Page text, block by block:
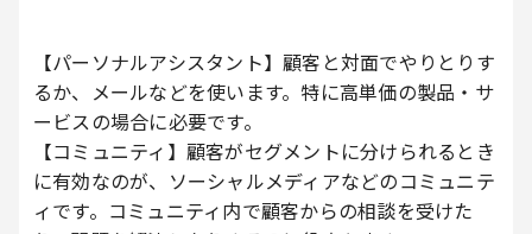
【パーソナルアシスタント】顧客と対面でやりとりす
るか、メールなどを使います。特に高単価の製品・サ
ービスの場合に必要です。
【コミュニティ】顧客がセグメントに分けられるとき
に有効なのが、ソーシャルメディアなどのコミュニテ
ィです。コミュニティ内で顧客からの相談を受けた